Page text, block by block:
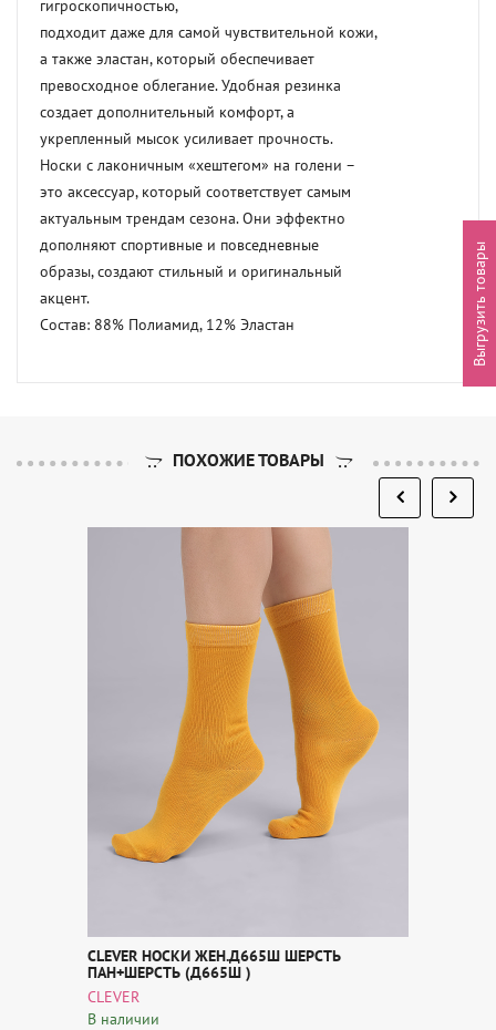
гигроскопичностью,
подходит даже для самой чувствительной кожи,
а также эластан, который обеспечивает
превосходное облегание. Удобная резинка
создает дополнительный комфорт, а
укрепленный мысок усиливает прочность.
Носки с лаконичным «хештегом» на голени –
это аксессуар, который соответствует самым
актуальным трендам сезона. Они эффектно
дополняют спортивные и повседневные
образы, создают стильный и оригинальный
акцент.
Состав: 88% Полиамид, 12% Эластан
ПОХОЖИЕ ТОВАРЫ
CLEVER НОСКИ ЖЕН.Д665Ш ШЕРСТЬ
ПАН+ШЕРСТЬ (Д665Ш )
CLEVER
В наличии
Выгрузить товары